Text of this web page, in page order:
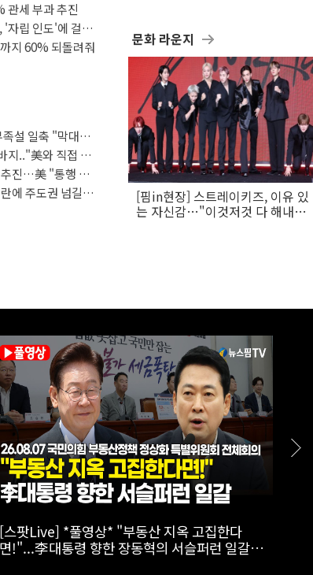
관세 부과 추진
'자립 인도'에 걸림
지 60% 되돌려줘
설 일축 "막대한
지.."美와 직접 협
추진…美 "통행 막
에 주도권 넘길
문화 라운지
[핌in현장] 스트레이키즈, 이유 있
는 자신감…"이것저것 다 해내는
[스팟Live] *풀영상* 이준석, 보완수사권 폐지에
"민주당 개악입법, 불안감 가중시켜"｜